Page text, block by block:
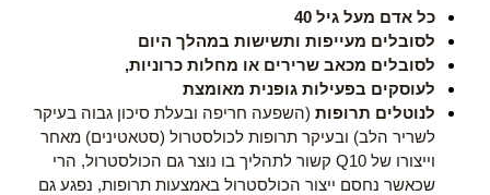
כל אדם מעל גיל 40
לסובלים מעייפות ותשישות במהלך היום
לסובלים מכאב שרירים או מחלות כרוניות,
לעוסקים בפעילות גופנית מאומצת
לנוטלים תרופות (השפעה חריפה ובעלת סיכון גבוה בעיקר
לשריר הלב) ובעיקר תרופות לכולסטרול (סטאטינים) מאחר
וייצורו של Q10 קשור לתהליך בו נוצר גם הכולסטרול, הרי
שכאשר נחסם ייצור הכולסטרול באמצעות תרופות, נפגע גם